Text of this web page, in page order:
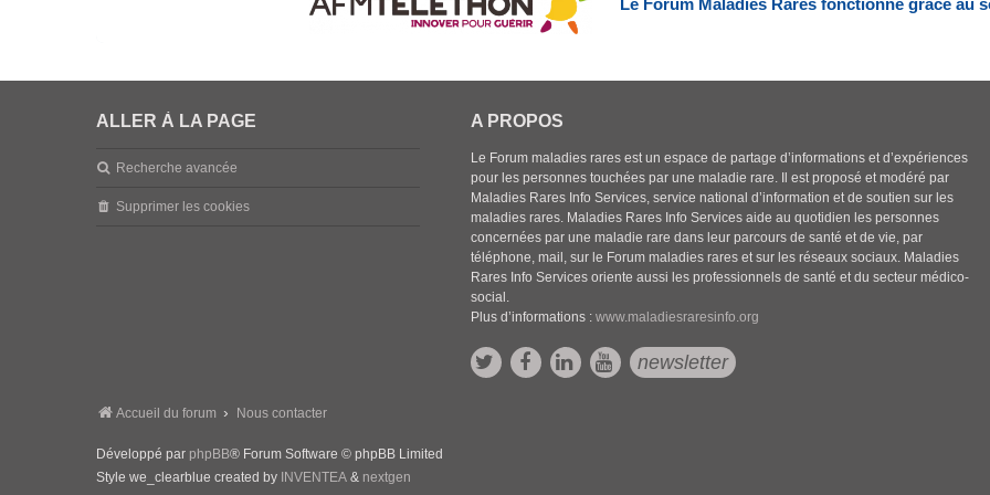
Le Forum Maladies Rares fonctionne grâce au
ALLER À LA PAGE
Recherche avancée
Supprimer les cookies
A PROPOS
Le Forum maladies rares est un espace de partage d’informations et d’expériences
pour les personnes touchées par une maladie rare. Il est proposé et modéré par
Maladies Rares Info Services, service national d’information et de soutien sur les
maladies rares. Maladies Rares Info Services aide au quotidien les personnes
concernées par une maladie rare dans leur parcours de santé et de vie, par
téléphone, mail, sur le Forum maladies rares et sur les réseaux sociaux. Maladies
Rares Info Services oriente aussi les professionnels de santé et du secteur médico-
social.
Plus d’informations :www.maladiesraresinfo.org
newsletter
Accueil du forum Nous contacter
Développé par phpBB® Forum Software © phpBB Limited
Style we_clearblue created by INVENTEA & nextgen